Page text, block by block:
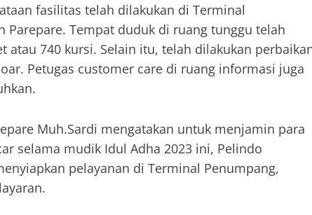
fasilitas telah dilakukan di Terminal
Tempat duduk di ruang tunggu telah
740 kursi. Selain itu, telah dilakukan
Petugas customer care di ruang informasi juga
Muh.Sardi mengatakan untuk menjamin para
selama mudik Idul Adha 2023 ini, Pelindo
pelayanan di Terminal Penumpang,